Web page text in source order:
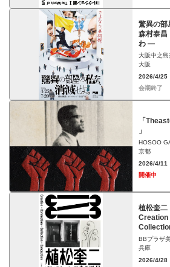
驚異の
森村泰昌
わ —
大阪中之島
大阪
2026/4/25
会期終了
「
」
HOSOO
京都
2026/4/11
開催中
植松奎二
Creation
BBプラザ
兵庫
2026/4/28